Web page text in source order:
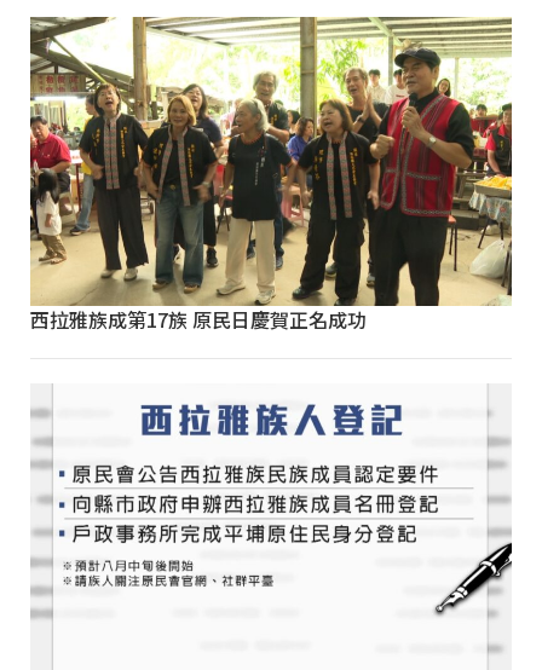
西拉雅族成第17族 原民日慶賀正名成功